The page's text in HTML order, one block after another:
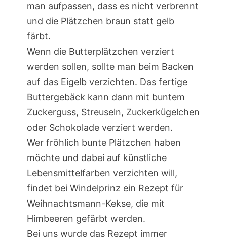
man aufpassen, dass es nicht verbrennt
und die Plätzchen braun statt gelb
färbt.
Wenn die Butterplätzchen verziert
werden sollen, sollte man beim Backen
auf das Eigelb verzichten. Das fertige
Buttergebäck kann dann mit buntem
Zuckerguss, Streuseln, Zuckerkügelchen
oder Schokolade verziert werden.
Wer fröhlich bunte Plätzchen haben
möchte und dabei auf künstliche
Lebensmittelfarben verzichten will,
findet bei Windelprinz ein Rezept für
Weihnachtsmann-Kekse, die mit
Himbeeren gefärbt werden.
Bei uns wurde das Rezept immer